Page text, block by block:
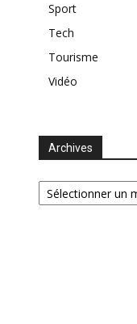
Sport
Tech
Tourisme
Vidéo
Archives
Archives